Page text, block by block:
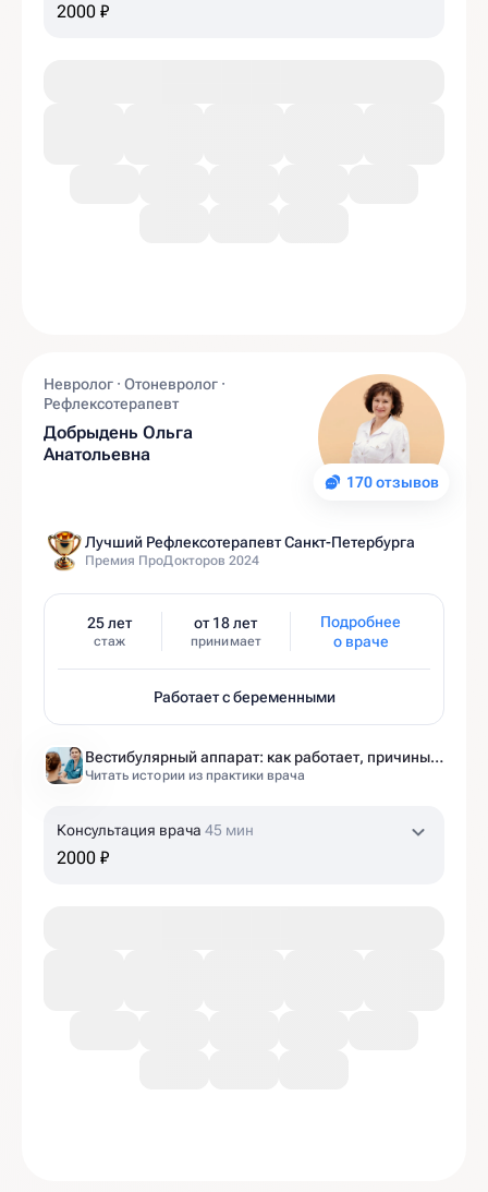
2000 ₽
170 отзывов
Невролог · Отоневролог ·
Рефлексотерапевт
Добрыдень Ольга
Анатольевна
Лучший Рефлексотерапевт Санкт-Петербурга
Премия ПроДокторов 2024
25 лет
стаж
от 18 лет
принимает
Подробнее
о враче
Работает с беременными
Вестибулярный аппарат: как работает, причины нарушений и как тренировать?
Читать истории из практики врача
Консультация врача 45 мин
2000 ₽